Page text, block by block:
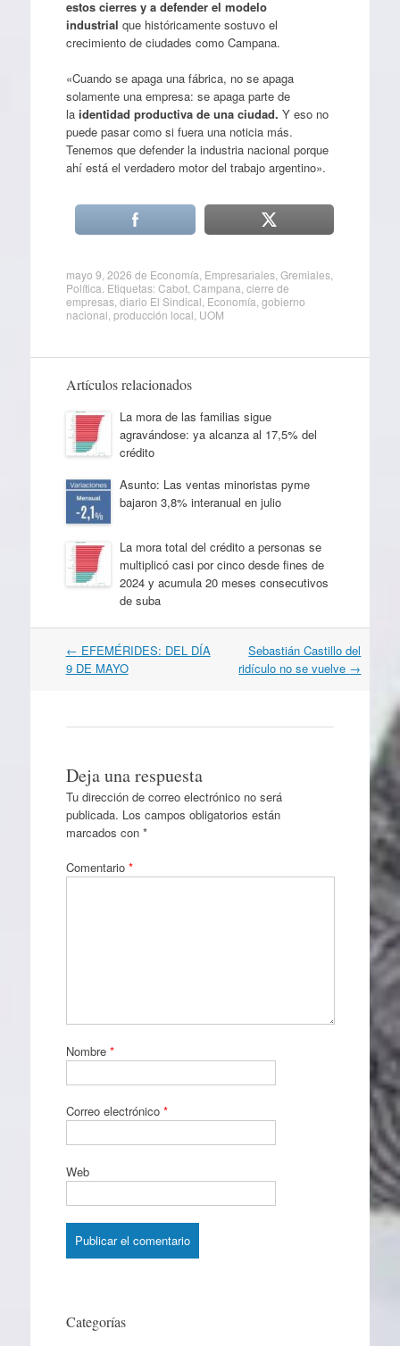
estos cierres y a defender el modelo
industrial que históricamente sostuvo el
crecimiento de ciudades como Campana.
«Cuando se apaga una fábrica, no se apaga
solamente una empresa: se apaga parte de
laidentidad productiva de una ciudad. Y eso no
puede pasar como si fuera una noticia más.
Tenemos que defender la industria nacional porque
ahí está el verdadero motor del trabajo argentino».
mayo 9, 2026 de Economía Empresariales, Gremiales,
Política . Etiquetas:Cabot, Campana cierre de
empresas, diario El Sindical Economía gobierno
nacional producción local UOM
Artículos relacionados
La mora de las familias sigue
agravándose: ya alcanza al 17,5% del
crédito
Asunto: Las ventas minoristas pyme
bajaron 3,8% interanual en julio
La mora total del crédito a personas se
multiplicó casi por cinco desde fines de
2024 y acumula 20 meses consecutivos
de suba
Navegación
por
← EFEMÉRIDES: DEL DÍA
9 DE MAYO
Sebastián Castillo del
ridículo no se vuelve →
Deja una respuesta
Tu dirección de correo electrónico no será
publicada. Los campos obligatorios están
marcados con *
Comentario *
Nombre *
Correo electrónico *
Web
Categorías